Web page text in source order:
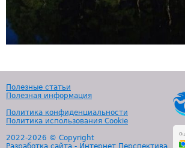
Полезные статьи
Полезная информация
Политика конфиденциальности
Политика использования Cookie
2022-2026 © Copyright
Разработка сайта - Интернет Перспектива